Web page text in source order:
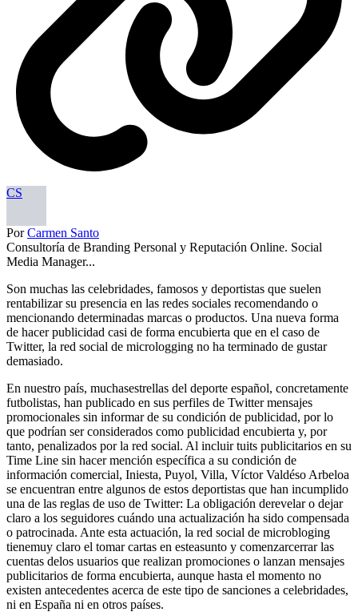
CS
PorCarmen Santo
Consultoría de Branding Personal y Reputación Online. Social
Media Manager...
Son muchas las celebridades, famosos y deportistas que suelen
rentabilizar su presencia en las redes sociales recomendando o
mencionando determinadas marcas o productos. Una nueva forma
de hacer publicidad casi de forma encubierta que en el caso de
Twitter, la red social de micrologging no ha terminado de gustar
demasiado.
En nuestro país, muchasestrellas del deporte español, concretamente
futbolistas, han publicado en sus perfiles de Twitter mensajes
promocionales sin informar de su condición de publicidad, por lo
que podrían ser considerados como publicidad encubierta y, por
tanto, penalizados por la red social. Al incluir tuits publicitarios en su
Time Line sin hacer mención específica a su condición de
información comercial, Iniesta, Puyol, Villa, Víctor Valdéso Arbeloa
se encuentran entre algunos de estos deportistas que han incumplido
una de las reglas de uso de Twitter: La obligación derevelar o dejar
claro a los seguidores cuándo una actualización ha sido compensada
o patrocinada. Ante esta actuación, la red social de microbloging
tienemuy claro el tomar cartas en esteasunto y comenzarcerrar las
cuentas delos usuarios que realizan promociones o lanzan mensajes
publicitarios de forma encubierta, aunque hasta el momento no
existen antecedentes acerca de este tipo de sanciones a celebridades,
ni en España ni en otros países.